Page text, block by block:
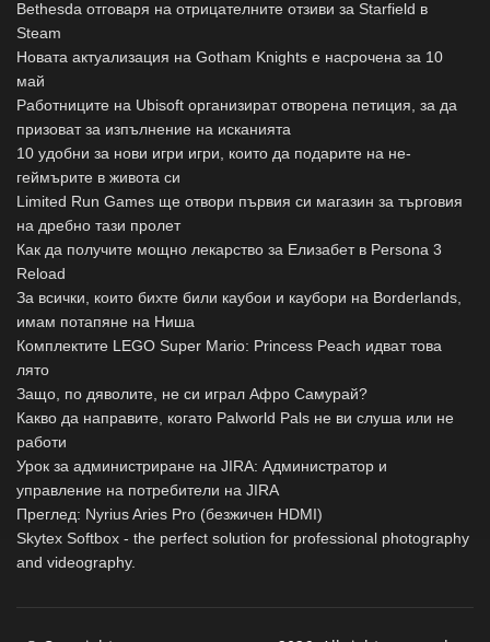
Bethesda отговаря на отрицателните отзиви за Starfield в
Steam
Новата актуализация на Gotham Knights е насрочена за 10
май
Работниците на Ubisoft организират отворена петиция, за да
призоват за изпълнение на исканията
10 удобни за нови игри игри, които да подарите на не-
геймърите в живота си
Limited Run Games ще отвори първия си магазин за търговия
на дребно тази пролет
Как да получите мощно лекарство за Елизабет в Persona 3
Reload
За всички, които бихте били каубои и каубори на Borderlands,
имам потапяне на Ниша
Комплектите LEGO Super Mario: Princess Peach идват това
лято
Защо, по дяволите, не си играл Афро Самурай?
Какво да направите, когато Palworld Pals не ви слуша или не
работи
Урок за администриране на JIRA: Администратор и
управление на потребители на JIRA
Преглед: Nyrius Aries Pro (безжичен HDMI)
Skytex Softbox - the perfect solution for professional photography
and videography.